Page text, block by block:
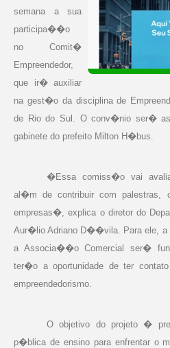
semana a sua
participa��o
no Comit�
Empreendedor,
que ir� auxiliar
na gest�o da disciplina de
de Rio do Sul. O conv�nio ser�
gabinete do prefeito Milton H�bus.
�Essa comiss�o vai
al�m de contribuir com
empresas�, explica o diretor do
Aur�lio Adriano D��vila. Para ele, a
a Associa��o Comercial ser�
ter�o a oportunidade de ter
empreendedorismo.
O objetivo do projeto �
p�blica de ensino para enfrentar o